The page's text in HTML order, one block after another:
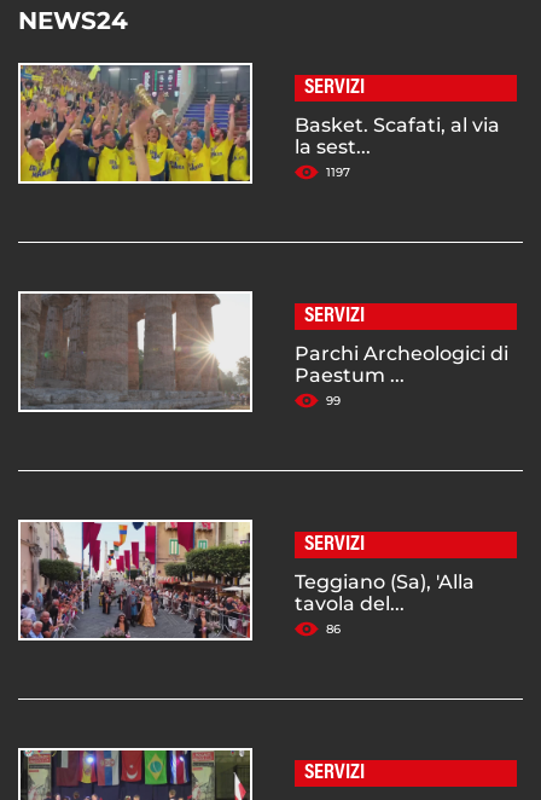
NEWS24
SERVIZI
Basket. Scafati, al via
la sest...
1197
SERVIZI
Parchi Archeologici di
Paestum ...
99
SERVIZI
Teggiano (Sa), 'Alla
tavola del...
86
SERVIZI